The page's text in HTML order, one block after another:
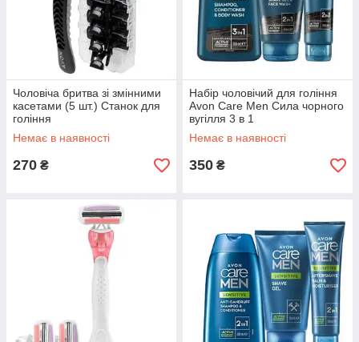
Чоловіча бритва зі змінними
касетами (5 шт.) Станок для
гоління
Немає в наявності
270 ₴
Набір чоловічий для гоління
Avon Care Men Сила чорного
вугілля 3 в 1
Немає в наявності
350 ₴